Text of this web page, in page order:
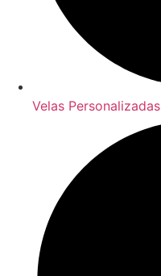
Velas Personalizadas